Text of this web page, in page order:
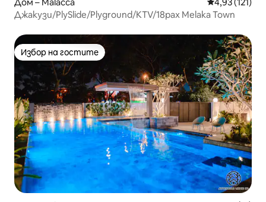
Дом – Malacca Средна
4,93 (121)
Джакузи/PlySlide/Plyground/KTV/18pax Melaka Town
Избор на гостите
Избор на гостите